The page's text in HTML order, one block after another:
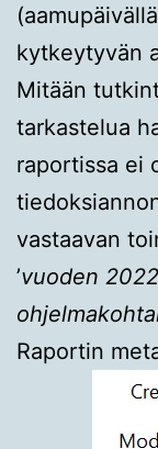
kytkeytyvän
Mitään
tarkastelua
raportissa ei
vastaavan
’vuoden
Raportin